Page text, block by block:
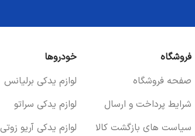
فروشگاه
صفحه فروشگاه
شرایط پرداخت و ارسال
سیاست های بازگشت کالا
خودروها
لوازم یدکی برلیانس
لوازم یدکی سراتو
لوازم یدکی آریو زوتی